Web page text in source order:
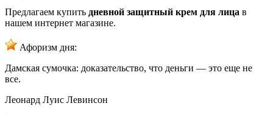
Предлагаем купить дневной защитный крем для лица в
нашем интернет магазине.
Афоризм дня:
Дамская сумочка: доказательство, что деньги — это еще не
все.
Леонард Луис Левинсон